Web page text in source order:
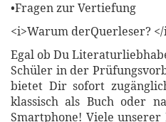
•Fragen zur Vertiefung
<i>Warum derQuerleser? </
Egal ob Du
Schüler in der
bietet Dir sofort
klassisch als Buch oder
Smartphone! Viele